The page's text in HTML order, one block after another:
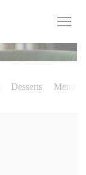
Desserts Menu